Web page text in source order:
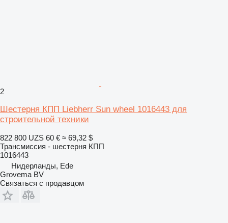
2
Шестерня КПП Liebherr Sun wheel 1016443 для
строительной техники
822 800 UZS 60 € ≈ 69,32 $
Трансмиссия - шестерня КПП
1016443
Нидерланды, Ede
Grovema BV
Связаться с продавцом